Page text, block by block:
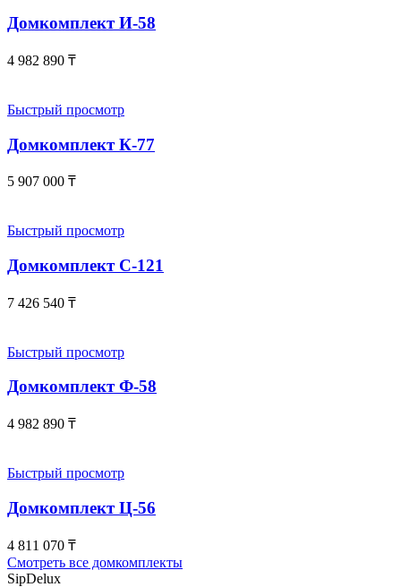
Домкомплект И-58
4 982 890 ₸
Быстрый просмотр
Домкомплект К-77
5 907 000 ₸
Быстрый просмотр
Домкомплект С-121
7 426 540 ₸
Быстрый просмотр
Домкомплект Ф-58
4 982 890 ₸
Быстрый просмотр
Домкомплект Ц-56
4 811 070 ₸
Смотреть все домкомплекты
SipDelux